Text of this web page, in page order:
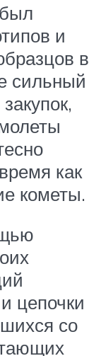
и
в
сильный
как
кометы.
цепочки
со